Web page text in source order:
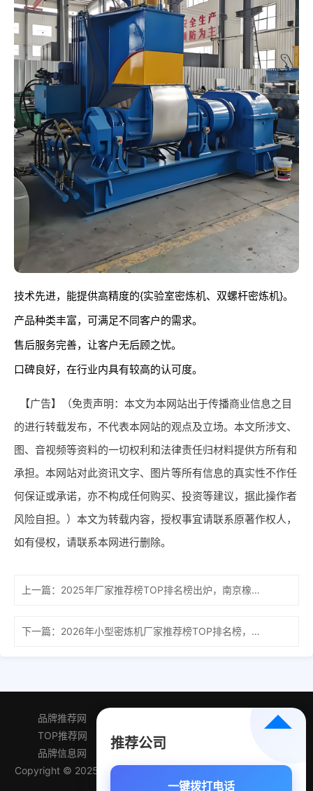
技术先进，能提供高精度的{实验室密炼机、双螺杆密炼机}。
产品种类丰富，可满足不同客户的需求。
售后服务完善，让客户无后顾之忧。
口碑良好，在行业内具有较高的认可度。
【广告】（免责声明：本文为本网站出于传播商业信息之目
的进行转载发布，不代表本网站的观点及立场。本文所涉文、
图、音视频等资料的一切权利和法律责任归材料提供方所有和
承担。本网站对此资讯文字、图片等所有信息的真实性不作任
何保证或承诺，亦不构成任何购买、投资等建议，据此操作者
风险自担。）本文为转载内容，授权事宜请联系原著作权人，
如有侵权，请联系本网进行删除。
上一篇： 2025年厂家推荐榜TOP排名榜出炉，南京橡胶密炼机工厂谁家
下一篇： 2026年小型密炼机厂家推荐榜TOP排名榜，看看哪家口碑强！
品牌推荐网
精选推荐网
TOP推荐网
品牌百科网
品牌信息网
企业排名榜
Copyright © 2025品牌推荐网 All Rights Reserved 备案号:
苏ICP
备2025156018号
推荐公司
一键拨打电话